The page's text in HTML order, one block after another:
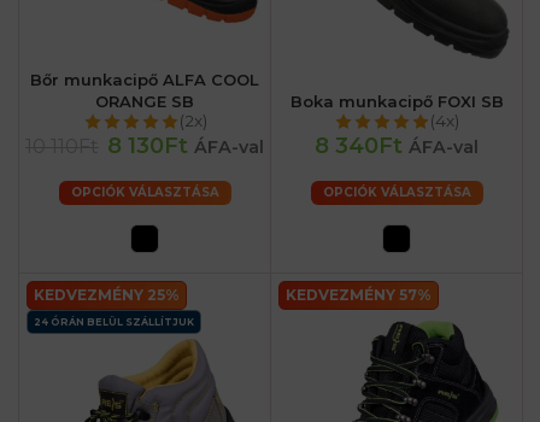
Bőr munkacipő ALFA COOL
ORANGE SB
(2x)
8 130Ft ÁFA-val
OPCIÓK VÁLASZTÁSA
Boka munkacipő FOXI SB
(4x)
8 340Ft ÁFA-val
OPCIÓK VÁLASZTÁSA
KEDVEZMÉNY 25%
24 ÓRÁN BELÜL SZÁLLÍTJUK
KEDVEZMÉNY 57%